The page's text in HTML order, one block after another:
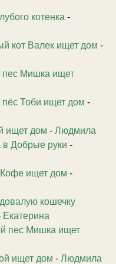
котенка -
кот Валек ищет дом -
пес Мишка ищет
Тоби ищет дом -
ищет дом - Людмила
в Добрые руки -
ищет дом -
кошечку
Екатерина
пес Мишка ищет
ищет дом - Людмила